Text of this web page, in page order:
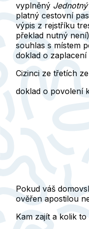
vyplněný
platný cestovní
výpis z rejstříku
překlad nutný není)
souhlas s místem
doklad o
Cizinci ze třetích
doklad o povolení
Pokud váš
ověřen apostilou
Kam zajít a kolik to